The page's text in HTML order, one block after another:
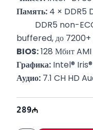
Память: 4 × DDR5
DDR5 non-
buffered, до
BIOS: 128 Мбит AMI
Графика: Intel®
Аудио: 7.1 CH HD
с, 3 × Hyper M.2
289